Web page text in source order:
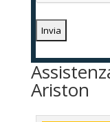
Ariston